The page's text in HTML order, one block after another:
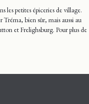
les petites épiceries de village.
Tréma, bien sûr, mais aussi au
et Frelighsburg. Pour plus de